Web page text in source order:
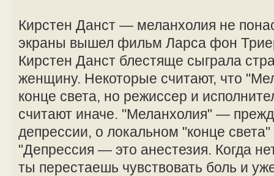
Кирстен Данст — меланхолия не
экраны вышел фильм Ларса фон
Кирстен Данст блестяще сыграла
женщину. Некоторые считают, что
конце света, но режиссер и
считают иначе. "Меланхолия" —
депрессии, о локальном "конце света"
"Депрессия — это анестезия. Когда
ты перестаешь чувствовать боль и